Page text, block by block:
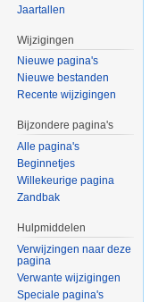
Jaartallen
Wijzigingen
Nieuwe pagina's
Nieuwe bestanden
Recente wijzigingen
Bijzondere pagina's
Alle pagina's
Beginnetjes
Willekeurige pagina
Zandbak
Hulpmiddelen
Verwijzingen naar deze
pagina
Verwante wijzigingen
Speciale pagina's